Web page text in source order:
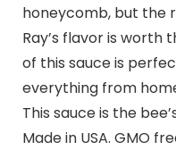
honeycomb, but the
Ray’s flavor is worth
of this sauce is
everything from
This sauce is the
Made in USA. GMO